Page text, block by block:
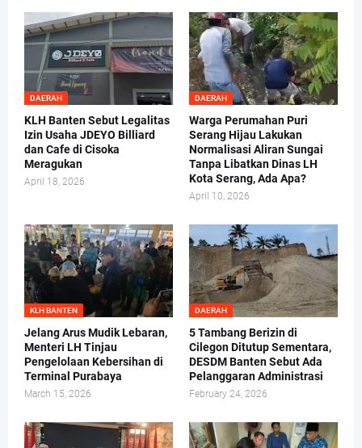
DAERAH
KLH Banten Sebut Legalitas
Izin Usaha JDEYO Billiard
dan Cafe di Cisoka
Meragukan
April 18, 2026
DAERAH
Warga Perumahan Puri
Serang Hijau Lakukan
Normalisasi Aliran Sungai
Tanpa Libatkan Dinas LH
Kota Serang, Ada Apa?
April 10, 2026
KLH BANTEN
Jelang Arus Mudik Lebaran,
Menteri LH Tinjau
Pengelolaan Kebersihan di
Terminal Purabaya
March 15, 2026
DAERAH
5 Tambang Berizin di
Cilegon Ditutup Sementara,
DESDM Banten Sebut Ada
Pelanggaran Administrasi
February 24, 2026